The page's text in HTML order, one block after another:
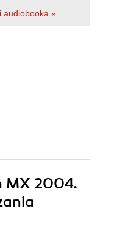
audiobooka »
MX 2004.